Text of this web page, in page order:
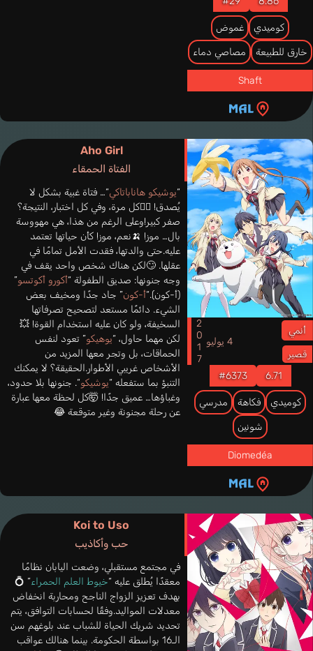
كوميدي غموض
خارق للطبيعة مصاصي دماء
Shaft
Aho Girl
الفتاة الحمقاء
أنمي
قصير
4 يوليو 2017
6.71
#6373
كوميدي فكاهة مدرسي
شونين
Diomedéa
“يوشيكو هاناباتاكي“… فتاة غبية بشكل لا
يُصدق! 🤦‍♀️كل مرة، وفي كل اختبار، النتيجة؟
صفر كبير!وعلى الرغم من هذا، هي مهووسة
بال… موز! 🍌نعم، موز! كأن حياتها تعتمد
عليه.حتى والدتها، فقدت الأمل تمامًا في
عقلها. 🙄لكن هناك شخص واحد يقف في
وجه جنونها: صديق الطفولة “أكورو أكوتسو”
(أ-كون).“أ-كون” جاد جدًا ومخيف بعض
الشيء. دائمًا مستعد لتصحيح تصرفاتها
السخيفة، ولو كان عليه استخدام القوة! 💥
لكن مهما حاول، “يوهيكو” تعود لنفس
الحماقات، بل وتجر معها المزيد من
الأشخاص غريبي الأطوار.الحقيقة؟ لا يمكنك
التنبؤ بما ستفعله “يوشيكو“. جنونها بلا حدود،
وغباؤها… عميق جدًا! 🤯كل لحظة معها عبارة
عن رحلة مجنونة وغير متوقعة 😂
Koi to Uso
حب وأكاذيب
في مجتمع مستقبلي، وضعت اليابان نظامًا
معقدًا يُطلق عليه “خيوط العلم الحمراء” 💍
بهدف تعزيز الزواج الناجح ومحاربة انخفاض
معدلات المواليد.وفقًا لحسابات التوافق، يتم
تحديد شريك الحياة للشباب عند بلوغهم سن
الـ16 بواسطة الحكومة. بينما هنالك عواقب